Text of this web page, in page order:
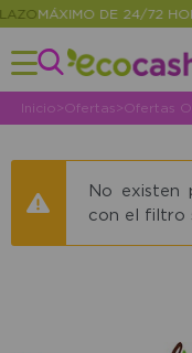
MÁXIMO DE 24/72
Inicio>Ofertas >Ofertas
No existen
con el filtro